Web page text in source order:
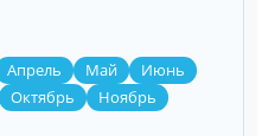
Апрель Май
Июнь
Октябрь
Ноябрь